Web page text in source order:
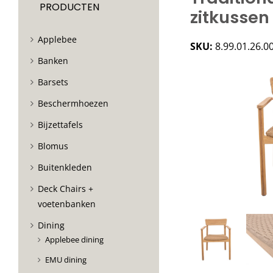
zitkussen
SKU:
PRODUCTEN
Applebee
Banken
Barsets
Beschermhoezen
Bijzettafels
Blomus
Buitenkleden
Deck Chairs +
voetenbanken
Dining
Applebee dining
EMU dining